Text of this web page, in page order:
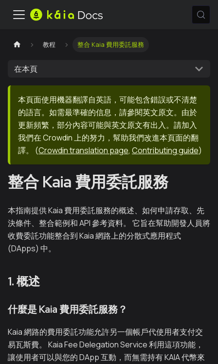
教程 整合 Kaia 費用委託服務
在本頁
本頁面使用機器翻譯自英語，可能包含錯誤或不清楚
的語言。如需最準確的信息，請參閱英文原文。由於
更新頻繁，部分內容可能與英文原文有出入。請加入
我們在 Crowdin 上的努力，幫助我們改進本頁面的翻
譯。
(Crowdin translation page, Contributing guide)
整合 Kaia 費用委託服務
本指南提供 Kaia 費用委託服務的概述、如何申請存取、先
決條件、整合範例和 API 參考資料。 它旨在幫助開發人員將
收費委託功能整合到 Kaia 網路上的分散式應用程式
(DApps) 中。
1. 概述
什麼是 Kaia 費用委託服務？
Kaia 網路的費用委託功能允許另一個帳戶代使用者支付交
易瓦斯費。 Kaia Fee Delegation Service 利用這項功能，
讓使用者可以與您的 DApp 互動，而無需持有 KAIA 代幣來